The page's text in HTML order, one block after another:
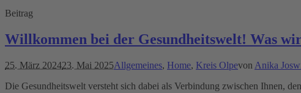
Beitrag
Willkommen bei der Gesundheitswelt! Was
25. März 202423. Mai 2025Allgemeines, Home, Kreis Olpevon Anika
Die Gesundheitswelt versteht sich dabei als Verbindung zwischen Ihnen,